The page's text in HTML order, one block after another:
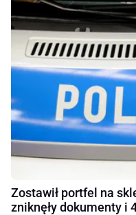
Zostawił portfel na
zniknęły dokumenty i